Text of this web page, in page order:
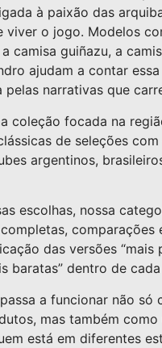
à paixão das
viver o jogo. Modelos
camisa guiñazu, a
ajudam a contar
pelas narrativas que
coleção focada na
de seleções com
argentinos,
escolhas, nossa
comparações
das versões “mais
baratas” dentro de
a funcionar não só
mas também como
está em diferentes